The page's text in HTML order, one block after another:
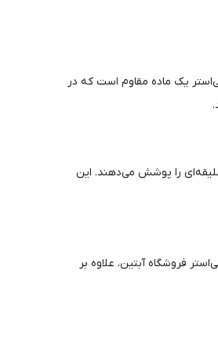
یک ماده مقاوم است که در
را پوشش می‌دهند. این
فروشگاه آبتین، علاوه بر